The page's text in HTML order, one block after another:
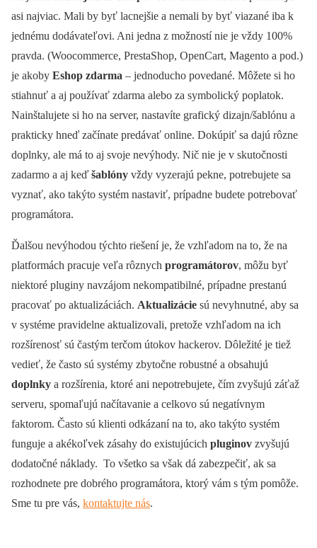
asi najviac. Mali by byť lacnejšie a nemali by byť viazané iba k
jednému dodávateľovi. Ani jedna z možností nie je vždy 100%
pravda. (Woocommerce, PrestaShop, OpenCart, Magento a pod.)
je akoby Eshop zdarma – jednoducho povedané. Môžete si ho
stiahnuť a aj používať zdarma alebo za symbolický poplatok.
Nainštalujete si ho na server, nastavíte grafický dizajn/šablónu a
prakticky hneď začínate predávať online. Dokúpiť sa dajú rôzne
doplnky, ale má to aj svoje nevýhody. Nič nie je v skutočnosti
zadarmo a aj keď šablóny vždy vyzerajú pekne, potrebujete sa
vyznať, ako takýto systém nastaviť, prípadne budete potrebovať
programátora.
Ďalšou nevýhodou týchto riešení je, že vzhľadom na to, že na
platformách pracuje veľa rôznych programátorov, môžu byť
niektoré pluginy navzájom nekompatibilné, prípadne prestanú
pracovať po aktualizáciách. Aktualizácie sú nevyhnutné, aby sa
v systéme pravidelne aktualizovali, pretože vzhľadom na ich
rozšírenosť sú častým terčom útokov hackerov. Dôležité je tiež
vedieť, že často sú systémy zbytočne robustné a obsahujú
doplnky a rozšírenia, ktoré ani nepotrebujete, čím zvyšujú záťaž
serveru, spomaľujú načítavanie a celkovo sú negatívnym
faktorom. Často sú klienti odkázaní na to, ako takýto systém
funguje a akékoľvek zásahy do existujúcich pluginov zvyšujú
dodatočné náklady. To všetko sa však dá zabezpečiť, ak sa
rozhodnete pre dobrého programátora, ktorý vám s tým pomôže.
Sme tu pre vás, kontaktujte nás.